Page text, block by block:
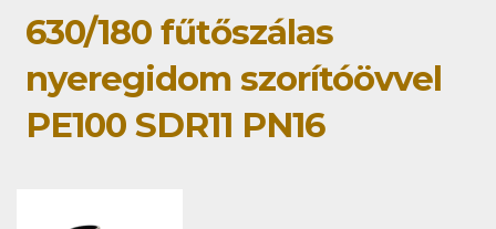
630/180 fűtőszálas
nyeregidom szorítóövvel
PE100 SDR11 PN16